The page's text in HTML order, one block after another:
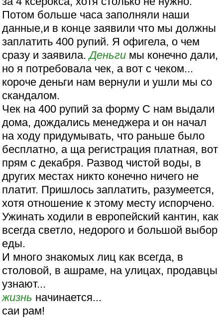
Потом больше часа заполняли наши
данные,и в конце заявили что мы должны
заплатить 400 рупий. Я офигела, о чем
сразу и заявила.Деньги мы конечно дали,
но я потребовала чек, а вот с чеком...
короче деньги нам вернули и ушли мы со
скандалом.
Чек на 400 рупий за форму С нам выдали
дома, дождались менеджера и он начал
на ходу придумывать, что раньше было
бесплатно, а ща регистрация платная, вот
прям с декабря. Развод чистой воды, в
других местах никто конечно ничего не
платит. Пришлось заплатить, разумеется,
хотя отношение к этому месту испорчено.
Ужинать ходили в европейский кантин, как
всегда светло, недорого и большой выбор
еды.
И много знакомых лиц как всегда, в
столовой, в ашраме, на улицах, продавцы
узнают...
жизнь начинается...
саи рам!